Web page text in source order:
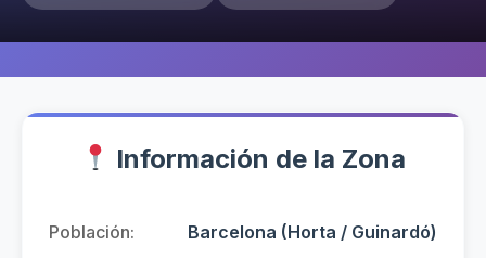
Información de la Zona
Población: Barcelona (Horta / Guinardó)